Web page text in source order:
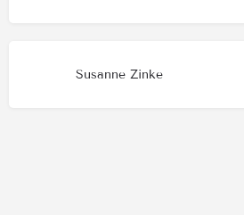
Susanne Zinke